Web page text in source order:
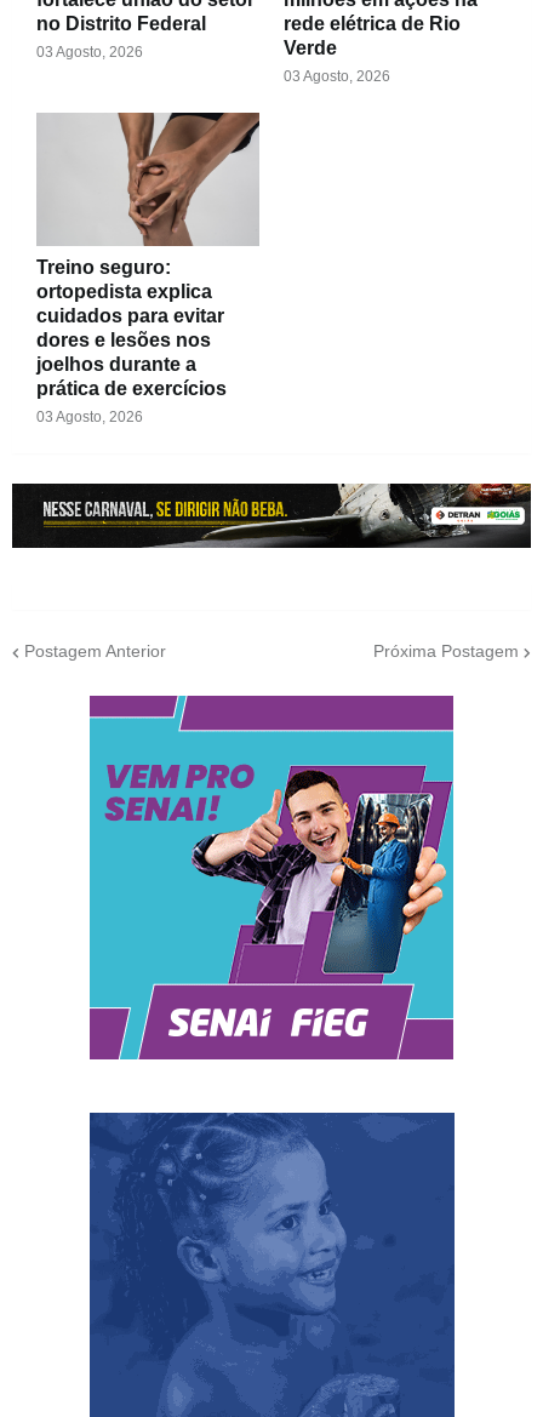
no Distrito Federal
03 Agosto, 2026
rede elétrica de Rio
Verde
03 Agosto, 2026
Treino seguro:
ortopedista explica
cuidados para evitar
dores e lesões nos
joelhos durante a
prática de exercícios
03 Agosto, 2026
Postagem Anterior Próxima Postagem